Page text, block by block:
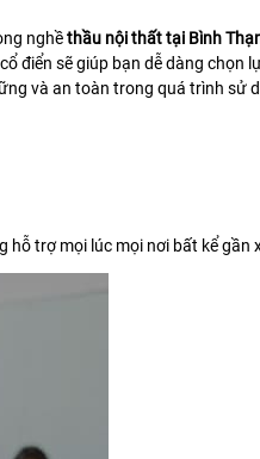
nghềthầu nội thất tại Bình
điển sẽ giúp bạn dễ dàng chọn
và an toàn trong quá trình sử
hỗ trợ mọi lúc mọi nơi bất kể gần